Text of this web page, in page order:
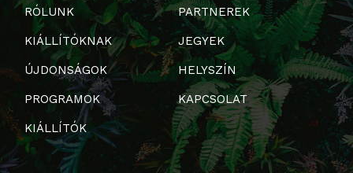
RÓLUNK
KIÁLLÍTÓKNAK
ÚJDONSÁGOK
PROGRAMOK
KIÁLLÍTÓK
PARTNEREK
JEGYEK
HELYSZÍN
KAPCSOLAT